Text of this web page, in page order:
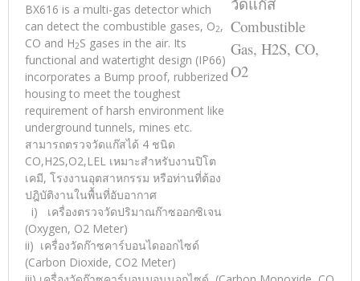
BX616 is a multi-gas detector which
can detect the combustible gases, O2,
CO and H2S gases in the air. Its
functional and watertight design (IP66)
incorporates a Bump proof, rubberized
housing to meet the toughest
requirement of harsh environment like
underground tunnels, mines etc.
สามารถตรวจวัดแก๊สได้ 4 ชนิด
CO,H2S,O2,LEL เหมาะสำหรับงานปิโต
เคมี, โรงงานอุตสาหกรรม หรือท่านที่ต้อง
ปฎิบัติงานในพื้นที่อับอากาศ
i) เครื่องตรวจวัดปริมาณก๊าซออกซิเจน
(Oxygen, O2 Meter)
ii) เครื่องวัดก๊าซคาร์บอนไดออกไซด์
(Carbon Dioxide, CO2 Meter)